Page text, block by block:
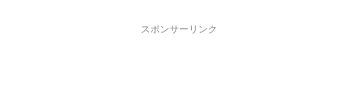
スポンサーリンク